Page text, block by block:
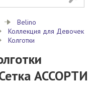
Belino
Коллекция для Девочек
Колготки
АССОРТИ